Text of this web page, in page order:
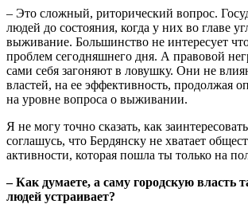
– Это сложный, риторический вопрос.
людей до состояния, когда у них во главе
выживание. Большинство не интересует
проблем сегодняшнего дня. А правовой
сами себя загоняют в ловушку. Они не
властей, на ее эффективность, продолжая
на уровне вопроса о выживании.
Я не могу точно сказать, как
соглашусь, что Бердянску не хватает
активности, которая пошла ты только на
– Как думаете, а саму городскую власть
людей устраивает?